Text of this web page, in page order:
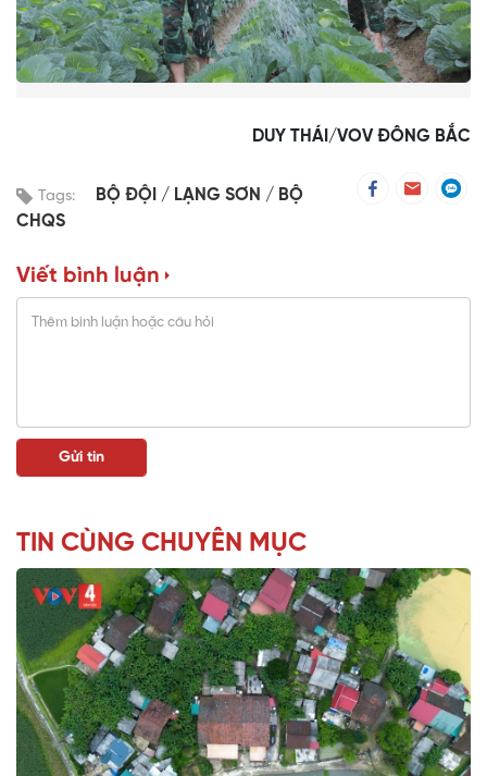
DUY THÁI/VOV ĐÔNG BẮC
Tags: BỘ ĐỘI LẠNG SƠN
BỘ
CHQS
Viết bình luận
TIN CÙNG CHUYÊN MỤC